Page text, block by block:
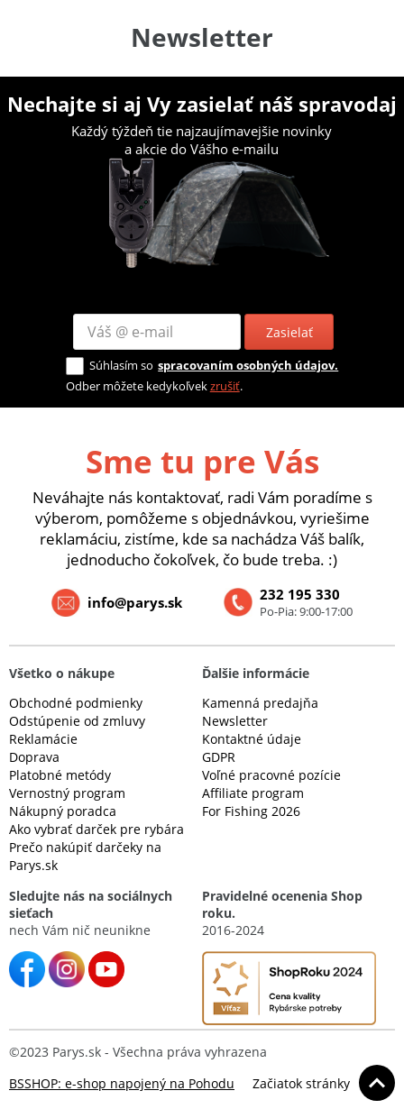
Newsletter
Nechajte si aj Vy zasielať náš spravodaj
Každý týždeň tie najzaujímavejšie novinky
a akcie do Vášho e-mailu
Zasielať
Súhlasím so spracovaním osobných údajov.
Odber môžete kedykoľvekzrušiť.
Sme tu pre Vás
Neváhajte nás kontaktovať, radi Vám poradíme s
výberom, pomôžeme s objednávkou, vyriešime
reklamáciu, zistíme, kde sa nachádza Váš balík,
jednoducho čokoľvek, čo bude treba. :)
232 195 330
Po-Pia: 9:00-17:00
info@parys.sk
Všetko o nákupe
Obchodné podmienky
Odstúpenie od zmluvy
Reklamácie
Doprava
Platobné metódy
Vernostný program
Nákupný poradca
Ako vybrať darček pre rybára
Prečo nakúpiť darčeky na
Parys.sk
Ďalšie informácie
Kamenná predajňa
Newsletter
Kontaktné údaje
GDPR
Voľné pracovné pozície
Affiliate program
For Fishing 2026
Sledujte nás na sociálnych
sieťach
nech Vám nič neunikne
Pravidelné ocenenia Shop
roku.
2016-2024
©2023 Parys.sk - Všechna práva vyhrazena
BSSHOP: e-shop napojený na Pohodu
Začiatok stránky